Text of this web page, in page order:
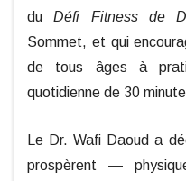
duDéfi Fitness de
Sommet, et qui
de tous âges à
quotidienne de 30
Le Dr. Wafi Daoud a
prospèrent —